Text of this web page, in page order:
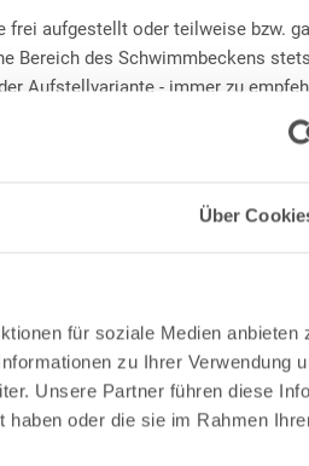
Über
für soziale Medien anbieten
zu Ihrer Verwendung
Unsere Partner führen diese
oder die sie im Rahmen
aufgestellt oder teilweise bzw.
Bereich des Schwimmbeckens
Aufstellvariante - immer zu
bestehenden
Von Salz ist
1 Düse